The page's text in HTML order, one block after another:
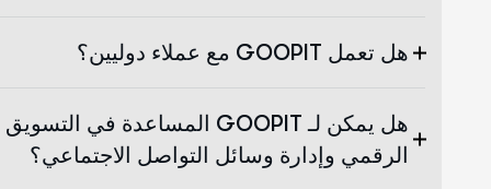
هل تعمل GOOPIT مع عملاء دوليين؟
هل يمكن لـ GOOPIT المساعدة في التسويق
الرقمي وإدارة وسائل التواصل الاجتماعي؟